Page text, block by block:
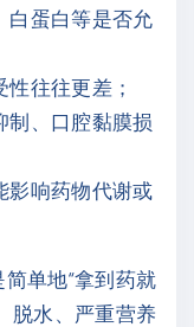
白蛋白等是否允
性往往更差；
制、口腔黏膜损
影响药物代谢或
单地“拿到药就
脱水、严重营养